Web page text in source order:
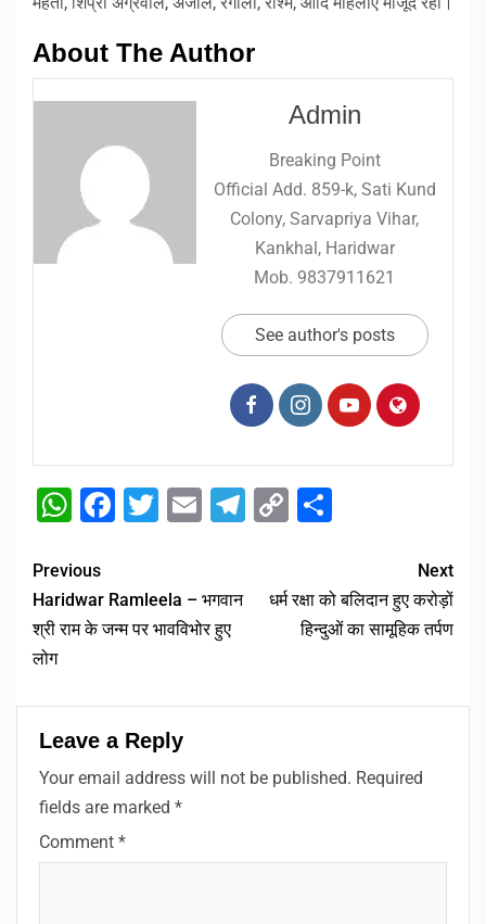
About The Author
Admin
Breaking Point
Official Add. 859-k, Sati Kund
Colony, Sarvapriya Vihar,
Kankhal, Haridwar
Mob. 9837911621
See author's posts
WhatsApp
Facebook
Twitter
EmailTelegram
Copy
Previous
Haridwar Ramleela – भगवान
श्री राम के जन्म पर भावविभोर हुए
लोग
Next
धर्म रक्षा को बलिदान हुए करोड़ों
हिन्दुओं का सामूहिक तर्पण
Leave a Reply
Your email address will not be published. Required
fields are marked *
Comment *